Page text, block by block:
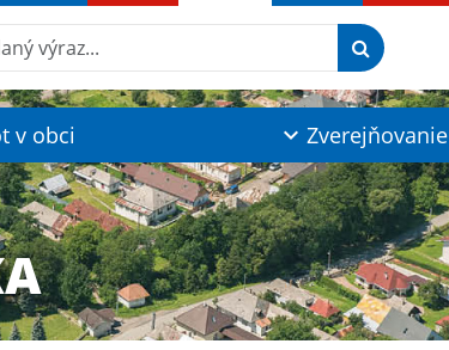
výraz...
v obci Zverejňovanie